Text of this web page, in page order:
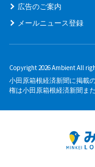
広告のご案内
メールニュース登録
Copyright 2026 Ambient All
小田原箱根経済新聞に掲載
権は小田原箱根経済新聞ま